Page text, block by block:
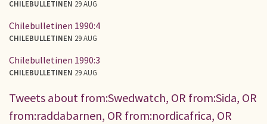
CHILEBULLETINEN 29 AUG
Chilebulletinen 1990:4
CHILEBULLETINEN 29 AUG
Chilebulletinen 1990:3
CHILEBULLETINEN 29 AUG
Tweets about from:Swedwatch, OR from:Sida, OR
from:raddabarnen, OR from:nordicafrica, OR